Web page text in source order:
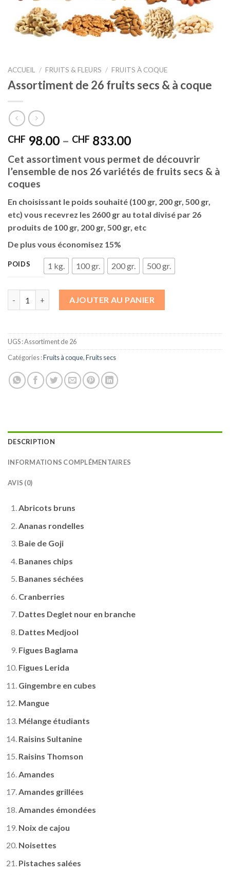
ACCUEIL / FRUITS & FLEURS / FRUITS À COQUE
Assortiment de 26 fruits secs & à coque
CHF 98.00 – CHF 833.00
Cet assortiment vous permet de découvrir
l’ensemble de nos 26 variétés de fruits secs & à
coques
En choisissant le poids souhaité (100 gr, 200 gr, 500 gr,
etc) vous recevrez les 2600 gr au total divisé par 26
produits de 100 gr, 200 gr, 500 gr, etc
De plus vous économisez 15%
POIDS 1 kg. 100 gr. 200 gr. 500 gr.
AJOUTER AU PANIER
UGS :Assortiment de 26
Catégories :Fruits à coque,Fruits secs
DESCRIPTION
INFORMATIONS COMPLÉMENTAIRES
AVIS (0)
Abricots bruns
Ananas rondelles
Baie de Goji
Bananes chips
Bananes séchées
Cranberries
Dattes Deglet nour en branche
Dattes Medjool
Figues Baglama
Figues Lerida
Gingembre en cubes
Mangue
Mélange étudiants
Raisins Sultanine
Raisins Thomson
Amandes
Amandes grillées
Amandes émondées
Noix de cajou
Noisettes
Pistaches salées